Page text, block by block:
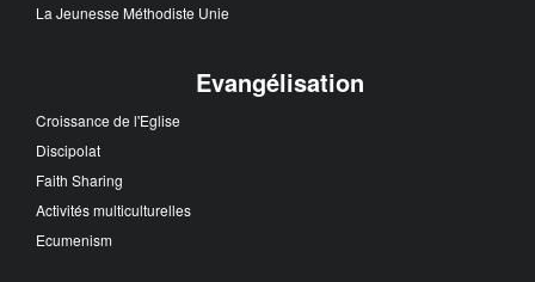
La Jeunesse Méthodiste Unie
Evangélisation
Croissance de l'Eglise
Discipolat
Faith Sharing
Activités multiculturelles
Ecumenism